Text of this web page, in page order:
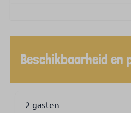
Beschikbaarheid en
2 gasten